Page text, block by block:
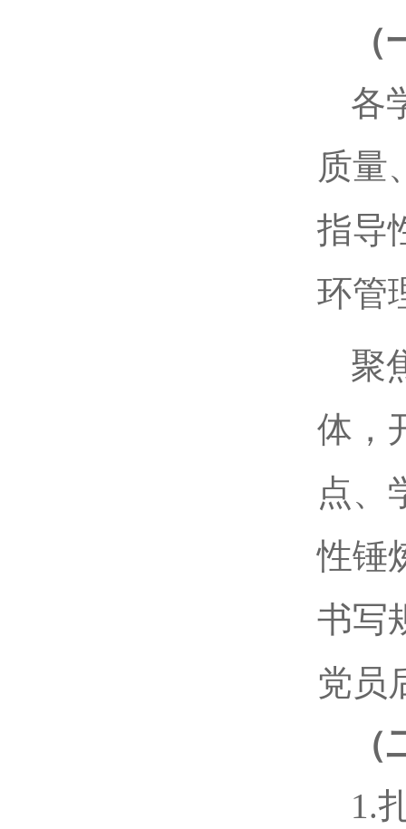
各
质量
指导
环管
聚
体，
点、
性锤
书写
党员
1.